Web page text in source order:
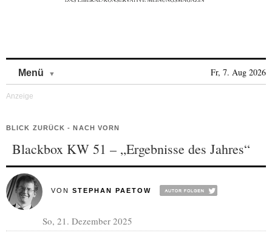
Menü Fr, 7. Aug 2026
BLICK ZURÜCK - NACH VORN
Blackbox KW 51 – „Ergebnisse des Jahres“
VON STEPHAN PAETOW
So, 21. Dezember 2025